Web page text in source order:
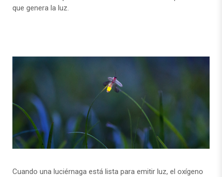
que genera la luz.
Cuando una luciérnaga está lista para emitir luz, el oxígeno